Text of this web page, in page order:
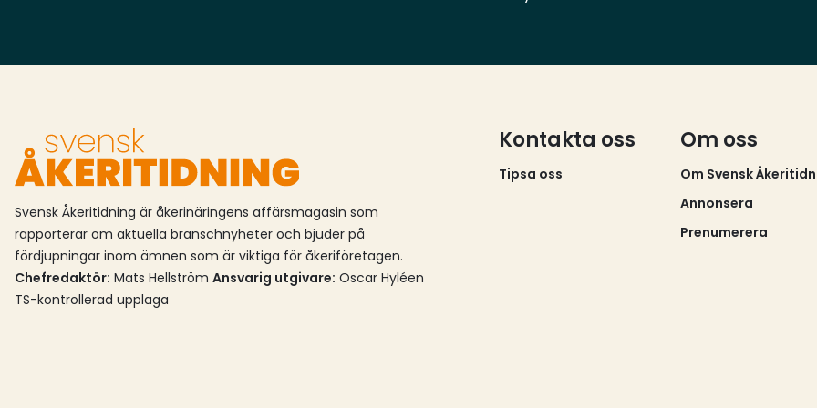
Lawter Europé BV. I och med köpet är
skriver att förvärvet sker i ett läge där ”Europa
arbetar för att skala upp förnybara drivmedel
och samtidigt upprätthålla
energiförsörjningstrygghet och industriell
konkurrenskraft. Efterfrågan på avancerade
biodrivmedel väntas öka inom vägtransporter,
flyg och sjöfart, med stöd av regelverk som
RED III, ReFuelEU Aviation och FuelEU
E45 norr och Göteborg.
Svensk Åkeritidning är åkerinäringens affärsmagasin som
rapporterar om aktuella branschnyheter och bjuder på
fördjupningar inom ämnen som är viktiga för åkeriföretagen.
Chefredaktör: Mats Hellström Ansvarig utgivare: Oscar Hyléen
TS-kontrollerad upplaga
Kontakta oss
Tipsa oss
Om oss
Om Svensk
Annonsera
Prenumerera